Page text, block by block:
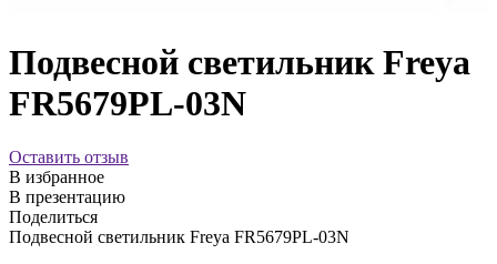
Подвесной светильник Freya
FR5679PL-03N
Оставить отзыв
В избранное
В презентацию
Поделиться
Подвесной светильник Freya FR5679PL-03N